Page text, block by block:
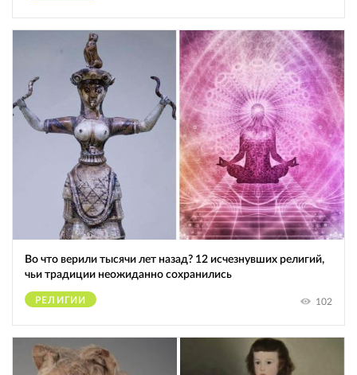
Во что верили тысячи лет назад? 12 исчезнувших религий,
чьи традиции неожиданно сохранились
РЕЛИГИИ 102